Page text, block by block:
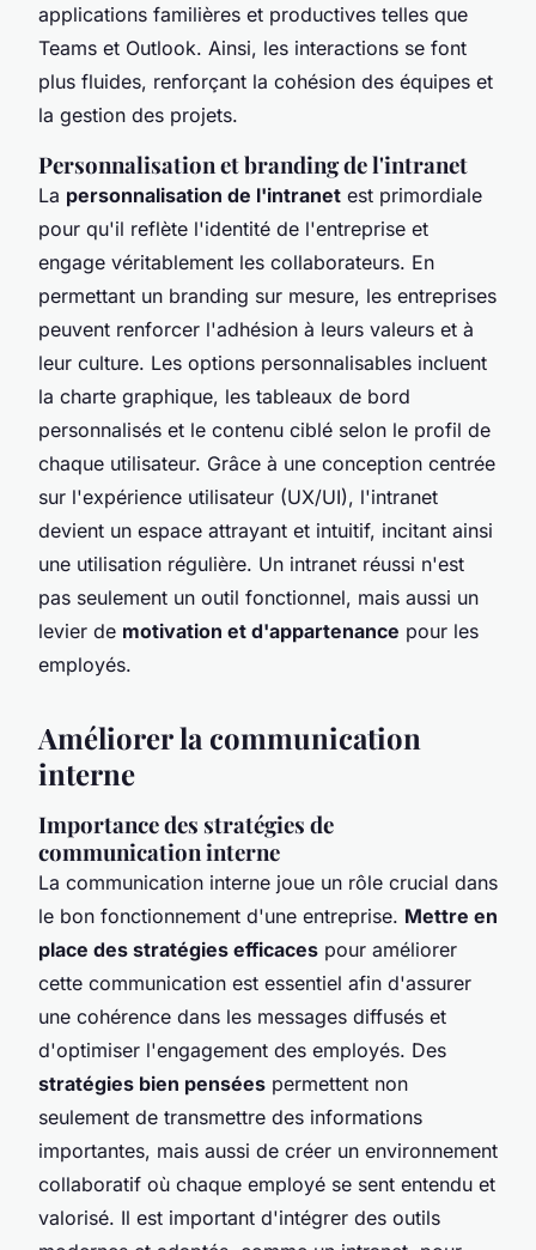
applications familières et productives telles que
Teams et Outlook. Ainsi, les interactions se font
plus fluides, renforçant la cohésion des équipes et
la gestion des projets.
Personnalisation et branding de l'intranet
La personnalisation de l'intranet est primordiale
pour qu'il reflète l'identité de l'entreprise et
engage véritablement les collaborateurs. En
permettant un branding sur mesure, les entreprises
peuvent renforcer l'adhésion à leurs valeurs et à
leur culture. Les options personnalisables incluent
la charte graphique, les tableaux de bord
personnalisés et le contenu ciblé selon le profil de
chaque utilisateur. Grâce à une conception centrée
sur l'expérience utilisateur (UX/UI), l'intranet
devient un espace attrayant et intuitif, incitant ainsi
une utilisation régulière. Un intranet réussi n'est
pas seulement un outil fonctionnel, mais aussi un
levier de motivation et d'appartenance pour les
employés.
Améliorer la communication
interne
Importance des stratégies de
communication interne
La communication interne joue un rôle crucial dans
le bon fonctionnement d'une entreprise. Mettre en
place des stratégies efficaces pour améliorer
cette communication est essentiel afin d'assurer
une cohérence dans les messages diffusés et
d'optimiser l'engagement des employés. Des
stratégies bien pensées permettent non
seulement de transmettre des informations
importantes, mais aussi de créer un environnement
collaboratif où chaque employé se sent entendu et
valorisé. Il est important d'intégrer des outils